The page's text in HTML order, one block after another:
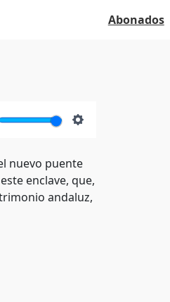
Abonados
nuevo puente
enclave, que,
andaluz,